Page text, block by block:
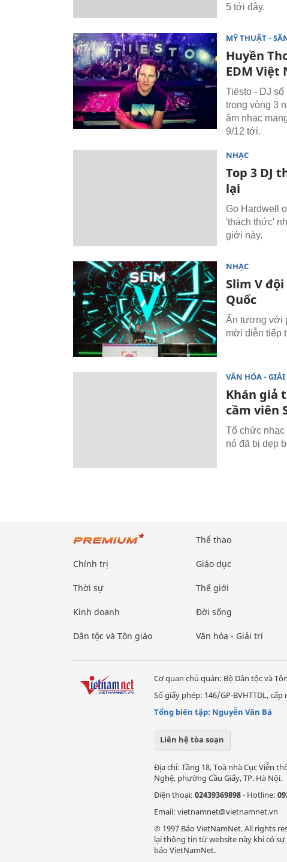
5 tới đây.
MỸ THUẬT -
Huyền
EDM Việt
Tiësto - DJ
trong vòng 3
âm nhạc
9/12 tới.
NHẠC
Top 3 DJ
lại
Go Hardwell
'thách thức'
giới này.
NHẠC
Slim V
Quốc
Ấn tượng với
mời diễn tiếp
VĂN HÓA - GIẢI
Khán giả
cầm viên
Tổ chức nhạc
nó đã bị dẹp
Chính trị
Thời sự
Kinh doanh
Dân tộc và Tôn giáo
Thể thao
Giáo dục
Thế giới
Đời sống
Văn hóa - Giải trí
Cơ quan chủ quản: Bộ Dân tộc và
Số giấy phép: 146/GP-BVHTTDL,
Tổng biên tập: Nguyễn Văn Bá
Liên hệ tòa soạn
Địa chỉ: Tầng 18, Toà nhà Cục Viễn
Nghệ, phường Cầu Giấy, TP. Hà Nội.
Điện thoại: 02439369898- Hotline:
Email: vietnamnet@vietnamnet.vn
© 1997 Báo VietNamNet. All rights
lại thông tin từ website này khi có
báo VietNamNet.